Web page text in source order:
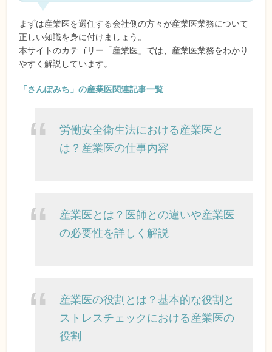
まずは産業医を選任する会社側の方々が産業医業務について
正しい知識を身に付けましょう。
本サイトのカテゴリー「産業医」では、産業医業務をわかり
やすく解説しています。
「さんぽみち」の産業医関連記事一覧
労働安全衛生法における産業医と
は？産業医の仕事内容
産業医とは？医師との違いや産業医
の必要性を詳しく解説
産業医の役割とは？基本的な役割と
ストレスチェックにおける産業医の
役割